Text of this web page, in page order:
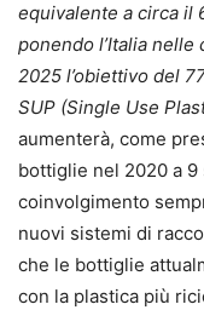
equivalente a circa il
ponendo l’Italia
2025 l’obiettivo del
SUP (Single Use
aumenterà, come
bottiglie nel 2020 a 9
coinvolgimento
nuovi sistemi di
che le bottiglie
con la plastica più